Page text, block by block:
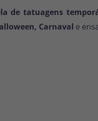
de tatuagens
Carnaval e